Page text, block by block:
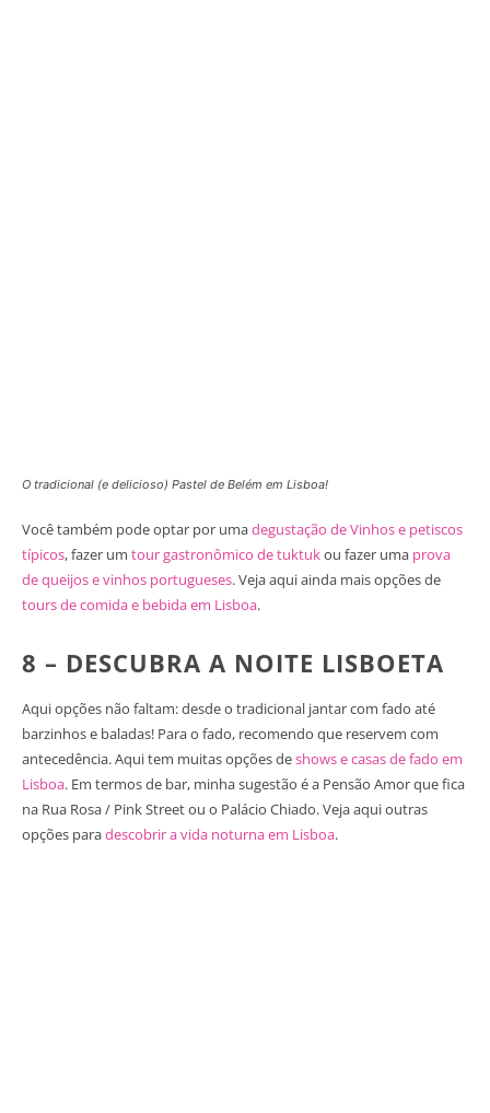
O tradicional (e delicioso) Pastel de Belém em Lisboa!
Você também pode optar por umadegustação de Vinhos e petiscos
típicos, fazer um tour gastronômico de tuktukou fazer uma prova
de queijos e vinhos portugueses. Veja aqui ainda mais opções de
tours de comida e bebida em Lisboa.
8 – DESCUBRA A NOITE LISBOETA
Aqui opções não faltam: desde o tradicional jantar com fado até
barzinhos e baladas! Para o fado, recomendo que reservem com
antecedência. Aqui tem muitas opções deshows e casas de fado em
Lisboa. Em termos de bar, minha sugestão é a Pensão Amor que fica
na Rua Rosa / Pink Street ou o Palácio Chiado. Veja aqui outras
opções paradescobrir a vida noturna em Lisboa.